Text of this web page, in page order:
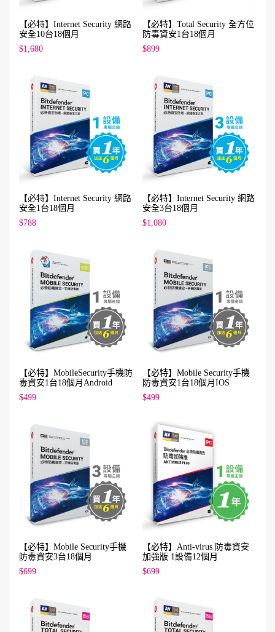
【必特】Internet Security 網路
安全10台18個月
$1,680
【必特】Total Security 全方位
防毒資安1台18個月
$899
【必特】Internet Security 網路
安全1台18個月
$788
【必特】Internet Security 網路
安全3台18個月
$1,080
【必特】MobileSecurity手機防
毒資安1台18個月Android
$499
【必特】Mobile Security手機
防毒資安1台18個月IOS
$499
【必特】Mobile Security手機
防毒資安3台18個月
$699
【必特】Anti-virus 防毒資安
加強版 1設備12個月
$699